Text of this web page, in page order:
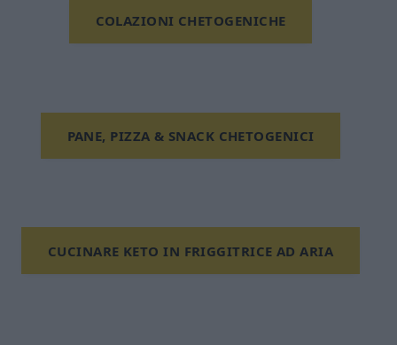
COLAZIONI CHETOGENICHE
PANE, PIZZA & SNACK CHETOGENICI
CUCINARE KETO IN FRIGGITRICE AD ARIA